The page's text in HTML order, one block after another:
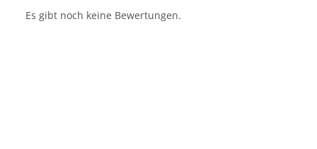
Es gibt noch keine Bewertungen.